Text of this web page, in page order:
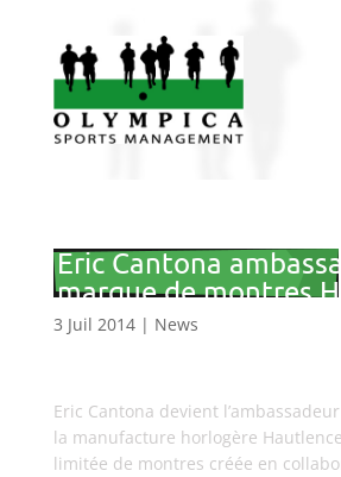
Eric Cantona
marque de montres
3 Juil 2014| News
Eric Cantona devient
la manufacture horlogère
limitée de montres créée en